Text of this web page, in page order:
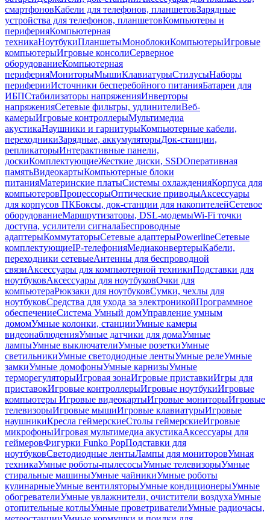
смартфоновКабели для телефонов, планшетовЗарядные
устройства для телефонов, планшетовКомпьютеры и
периферияКомпьютерная
техникаНоутбукиПланшетыМоноблокиКомпьютерыИгровые
компьютерыИгровые консолиСерверное
оборудованиеКомпьютерная
периферияМониторыМышиКлавиатурыСтилусыНаборы
периферииИсточники бесперебойного питанияБатареи для
ИБПСтабилизаторы напряженияИнверторы
напряженияСетевые фильтры, удлинителиВеб-
камерыИгровые контроллерыМультимедиа
акустикаНаушники и гарнитурыКомпьютерные кабели,
переходникиЗарядные, аккумуляторыДок-станции,
репликаторыИнтерактивные панели,
доскиКомплектующиеЖесткие диски, SSDОперативная
памятьВидеокартыКомпьютерные блоки
питанияМатеринские платыСистемы охлажденияКорпуса для
компьютеровПроцессорыОптические приводыАксессуары
для корпусов ПКБоксы, док-станции для накопителейСетевое
оборудованиеМаршрутизаторы, DSL-модемыWi-Fi точки
доступа, усилители сигналаБеспроводные
адаптерыКоммутаторыСетевые адаптерыPowerlineСетевые
комплектующиеIP-телефонияМедиаконвертерыКабели,
переходники сетевыеАнтенны для беспроводной
связиАксессуары для компьютерной техникиПодставки для
ноутбуковАксессуары для ноутбуковОчки для
компьютераРюкзаки для ноутбуковСумки, чехлы для
ноутбуковСредства для ухода за электроникойПрограммное
обеспечениеСистема Умный домУправление умным
домомУмные колонки, станцииУмные камеры
видеонаблюденияУмные датчики для домаУмные
лампыУмные выключателиУмные розеткиУмные
светильникиУмные светодиодные лентыУмные релеУмные
замкиУмные домофоныУмные карнизыУмные
терморегуляторыИгровая зонаИгровые приставкиИгры для
приставокИгровые контроллерыИгровые ноутбукиИгровые
компьютеры Игровые видеокартыИгровые мониторыИгровые
телевизорыИгровые мышиИгровые клавиатурыИгровые
наушникиКресла геймерскиеСтолы геймерскиеИгровые
микрофоныИгровая мультимедиа акустикаАксессуары для
геймеровФигурки Funko PopПодставки для
ноутбуковСветодиодные лентыЛампы для мониторовУмная
техникаУмные роботы-пылесосыУмные телевизорыУмные
стиральные машиныУмные чайникиУмные роботы
кулинарныеУмные вентиляторыУмные кондиционерыУмные
обогревателиУмные увлажнители, очистители воздухаУмные
отопительные котлыУмные проветривателиУмные радиочасы,